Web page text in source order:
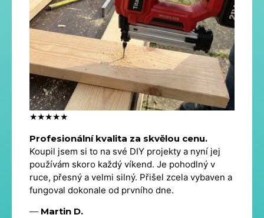
★★★★★
Profesionální kvalita za skvělou cenu.
Koupil jsem si to na své DIY projekty a nyní jej
používám skoro každý víkend. Je pohodlný v
ruce, přesný a velmi silný. Přišel zcela vybaven a
fungoval dokonale od prvního dne.
— Martin D.